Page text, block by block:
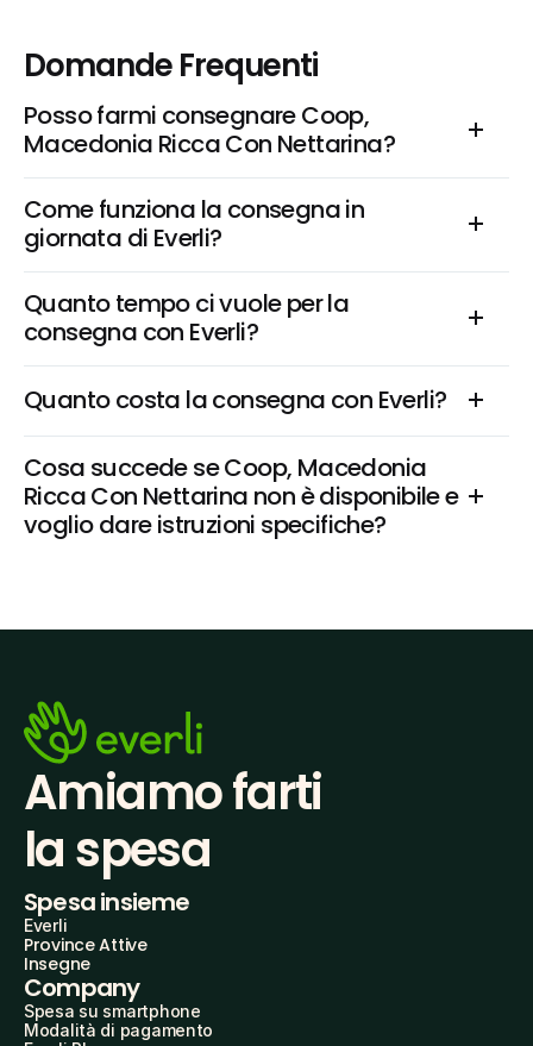
Domande Frequenti
Posso farmi consegnare Coop,
Macedonia Ricca Con Nettarina?
Come funziona la consegna in
giornata di Everli?
Quanto tempo ci vuole per la
consegna con Everli?
Quanto costa la consegna con Everli?
Cosa succede se Coop, Macedonia
Ricca Con Nettarina non è disponibile e
voglio dare istruzioni specifiche?
Amiamo farti
la spesa
Spesa insieme
Everli
Province Attive
Insegne
Company
Spesa su smartphone
Modalità di pagamento